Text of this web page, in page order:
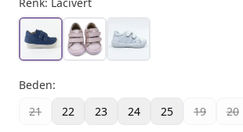
Beden:
21
22 23 24 25 19 20